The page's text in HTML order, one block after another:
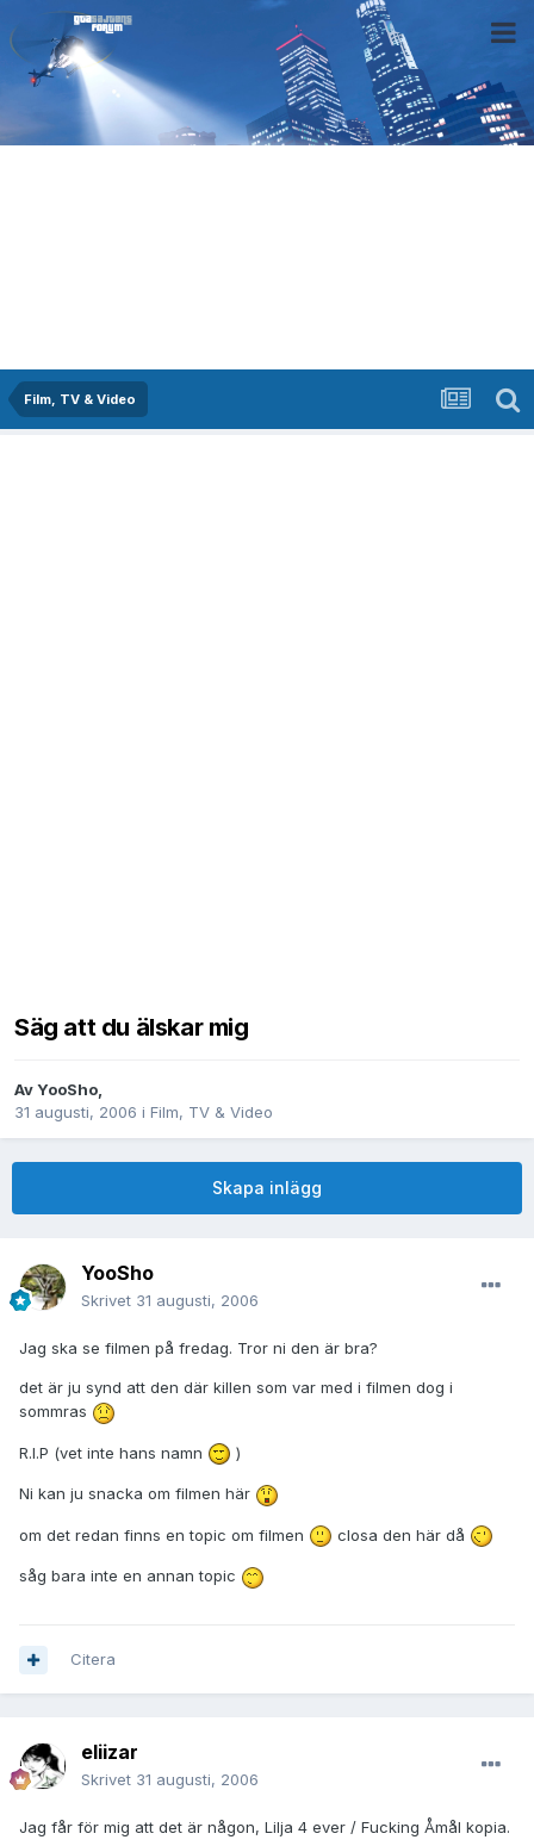
Film, TV & Video
Säg att du älskar mig
AvYooSho,
31 augusti, 2006 i Film, TV & Video
Skapa inlägg
YooSho
Skrivet 31 augusti, 2006
Jag ska se filmen på fredag. Tror ni den är bra?
det är ju synd att den där killen som var med i filmen dog i
sommras
R.I.P (vet inte hans namn )
Ni kan ju snacka om filmen här
om det redan finns en topic om filmen closa den här då
såg bara inte en annan topic
Citera
eliizar
Skrivet 31 augusti, 2006
Jag får för mig att det är någon, Lilja 4 ever / Fucking Åmål kopia.